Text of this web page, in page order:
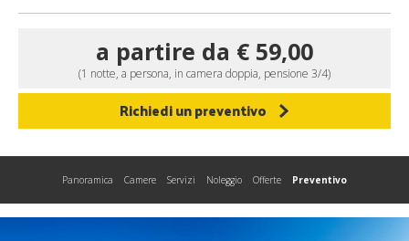
a partire da € 59,00
(1 notte, a persona, in camera doppia, pensione 3/4)
Richiedi un preventivo
Panoramica Camere Servizi Noleggio Offerte Preventivo